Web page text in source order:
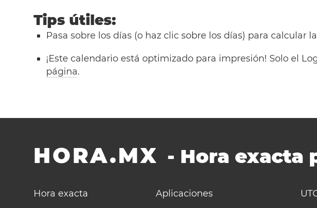
Tips útiles:
Pasa sobre los días (o haz clic sobre los días) para calcular
¡Este calendario está optimizado para impresión! Solo el
página.
HORA.MX - Hora exacta
Hora exacta
Aplicaciones